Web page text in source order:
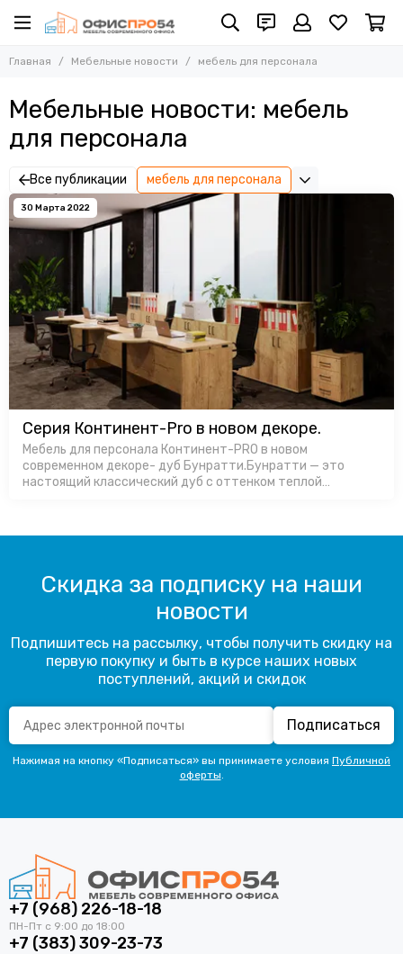
Главная Мебельные новости мебель для персонала
Мебельные новости: мебель
для персонала
Все публикации мебель для персонала
30 Марта 2022
Серия Континент-Pro в новом декоре.
Мебель для персонала Континент-PRO в новом
современном декоре- дуб Бунратти.Бунратти — это
настоящий классический дуб с оттенком теплой
Скидка за подписку на наши
новости
Подпишитесь на рассылку, чтобы получить скидку на
первую покупку и быть в курсе наших новых
поступлений, акций и скидок
Подписаться
Нажимая на кнопку «Подписаться» вы принимаете условия Публичной
оферты.
+7 (968) 226-18-18
+7 (383) 309-23-73